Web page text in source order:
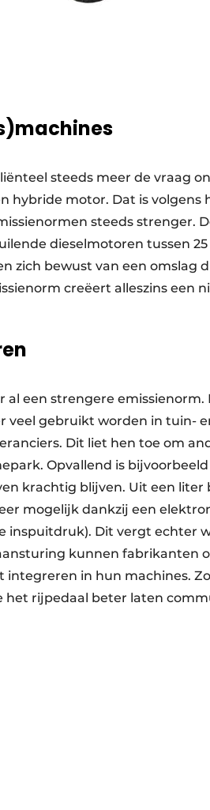
steeds meer de vraag
hybride motor. Dat is volgens
steeds strenger.
dieselmotoren tussen 25
zich bewust van een omslag
creëert alleszins een
al een strengere emissienorm.
veel gebruikt worden in tuin-
Dit liet hen toe om
Opvallend is
krachtig blijven. Uit een liter
mogelijk dankzij een
inspuitdruk). Dit vergt echter
kunnen fabrikanten
in hun machines.
het rijpedaal beter laten